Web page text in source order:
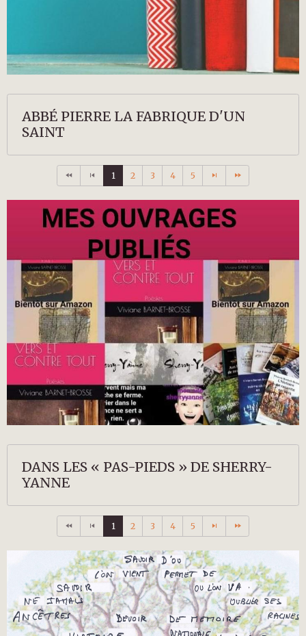
ABBÉ PIERRE LA FABRIQUE D'UN
SAINT
1 2 3 4 5
DANS LES « PAS-PIEDS » DE SHERRY-
YANNE
1 2 3 4 5